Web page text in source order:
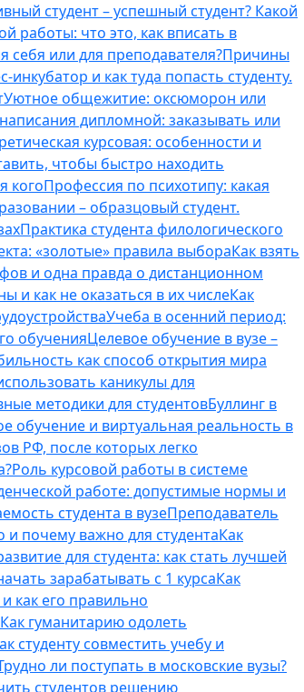
студент – успешный студент? Какой
работы: что это, как вписать в
себя или для преподавателя?Причины
инкубатор и как туда попасть студенту.
Уютное общежитие: оксюморон или
дипломной: заказывать или
курсовая: особенности и
чтобы быстро находить
когоПрофессия по психотипу: какая
– образцовый студент.
Практика студента филологического
«золотые» правила выбораКак взять
и одна правда о дистанционном
и как не оказаться в их числеКак
Учеба в осенний период:
обученияЦелевое обучение в вузе –
как способ открытия мира
каникулы для
методики для студентовБуллинг в
обучение и виртуальная реальность в
РФ, после которых легко
Роль курсовой работы в системе
работе: допустимые нормы и
студента в вузеПреподаватель
почему важно для студентаКак
для студента: как стать лучшей
зарабатывать с 1 курсаКак
как его правильно
Как гуманитарию одолеть
студенту совместить учебу и
ли поступать в московские вузы?
студентов решению